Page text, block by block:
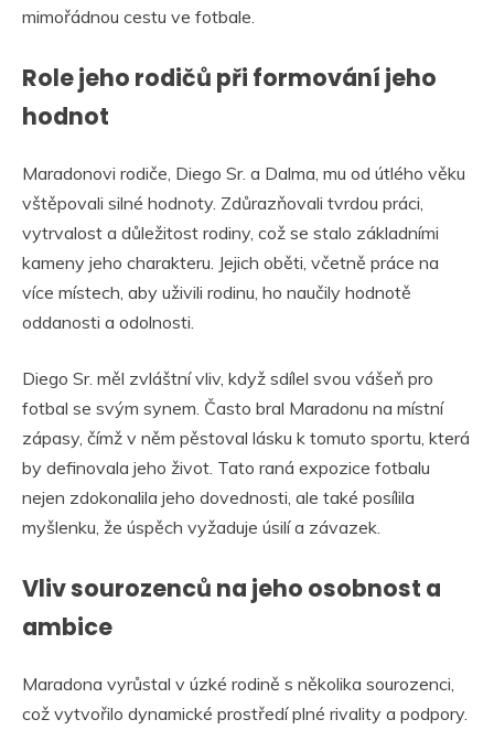
mimořádnou cestu ve fotbale.
Role jeho rodičů při formování jeho
hodnot
Maradonovi rodiče, Diego Sr. a Dalma, mu od útlého věku
vštěpovali silné hodnoty. Zdůrazňovali tvrdou práci,
vytrvalost a důležitost rodiny, což se stalo základními
kameny jeho charakteru. Jejich oběti, včetně práce na
více místech, aby uživili rodinu, ho naučily hodnotě
oddanosti a odolnosti.
Diego Sr. měl zvláštní vliv, když sdílel svou vášeň pro
fotbal se svým synem. Často bral Maradonu na místní
zápasy, čímž v něm pěstoval lásku k tomuto sportu, která
by definovala jeho život. Tato raná expozice fotbalu
nejen zdokonalila jeho dovednosti, ale také posílila
myšlenku, že úspěch vyžaduje úsilí a závazek.
Vliv sourozenců na jeho osobnost a
ambice
Maradona vyrůstal v úzké rodině s několika sourozenci,
což vytvořilo dynamické prostředí plné rivality a podpory.